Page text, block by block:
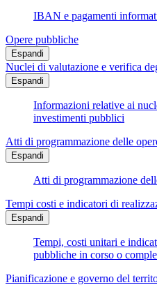
IBAN e pagamenti
Opere pubbliche
Espandi
Nuclei di valutazione e verifica
Espandi
Informazioni relative ai
investimenti pubblici
Atti di programmazione delle
Espandi
Atti di programmazione
Tempi costi e indicatori di
Espandi
Tempi, costi unitari e
pubbliche in corso o
Pianificazione e governo del